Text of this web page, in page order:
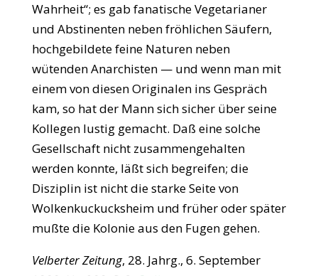
Wahrheit“; es gab fanatische Vegetarianer
und Abstinenten neben fröhlichen Säufern,
hochgebildete feine Naturen neben
wütenden Anarchisten — und wenn man mit
einem von diesen Originalen ins Gespräch
kam, so hat der Mann sich sicher über seine
Kollegen lustig gemacht. Daß eine solche
Gesellschaft nicht zusammengehalten
werden konnte, läßt sich begreifen; die
Disziplin ist nicht die starke Seite von
Wolkenkuckucksheim und früher oder später
mußte die Kolonie aus den Fugen gehen.
Velberter Zeitung, 28. Jahrg., 6. September